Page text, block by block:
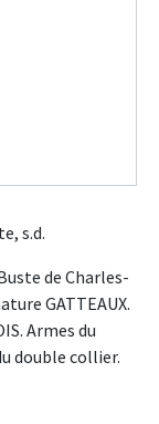
s.d.
de Charles-
GATTEAUX.
Armes du
double collier.